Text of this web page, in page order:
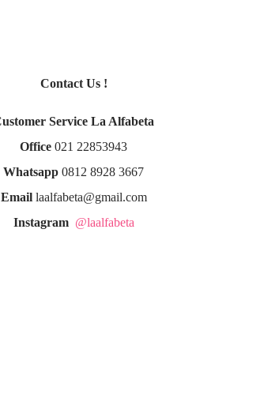
Contact Us !
Customer Service La Alfabeta
Office 021 22853943
Whatsapp 0812 8928 3667
Emaillaalfabeta@gmail.com
Instagram @laalfabeta